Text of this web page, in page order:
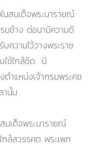
นสมเด็จพระนารายณ์
มช้าง ต่อมามีความดี
ความไว้วางพระราช
ใช้ใกล้ชิด มี
ตำแหน่งเจ้ากรมพระคช
านั้น
มเด็จพระนารายณ์
กล้สวรรคต พระเพท